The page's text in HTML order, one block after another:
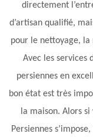
directement
d’artisan qualifié,
pour le nettoyage, la
Avec les services
persiennes en
bon état est très
la maison. Alors
Persiennes